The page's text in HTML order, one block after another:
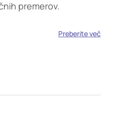
premerov.
Preberite več